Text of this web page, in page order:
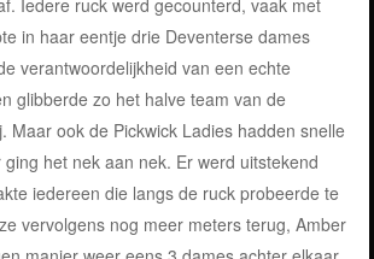
in haar eentje drie Deventerse dames
verantwoordelijkheid van een echte
glibberde zo het halve team van de
Maar ook de Pickwick Ladies hadden snelle
het nek aan nek. Er werd uitstekend
iedereen die langs de ruck probeerde te
vervolgens nog meer meters terug, Amber